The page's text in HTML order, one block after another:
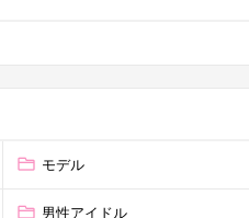
モデル
男性アイドル